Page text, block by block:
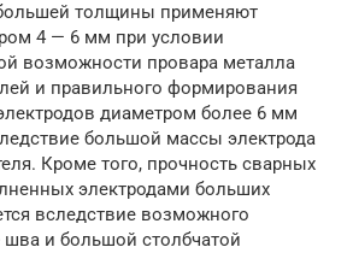
толщины применяют
4 — 6 мм при условии
возможности провара металла
и правильного формирования
диаметром более 6 мм
большой массы электрода
Кроме того, прочность сварных
электродами больших
вследствие возможного
шва и большой столбчатой